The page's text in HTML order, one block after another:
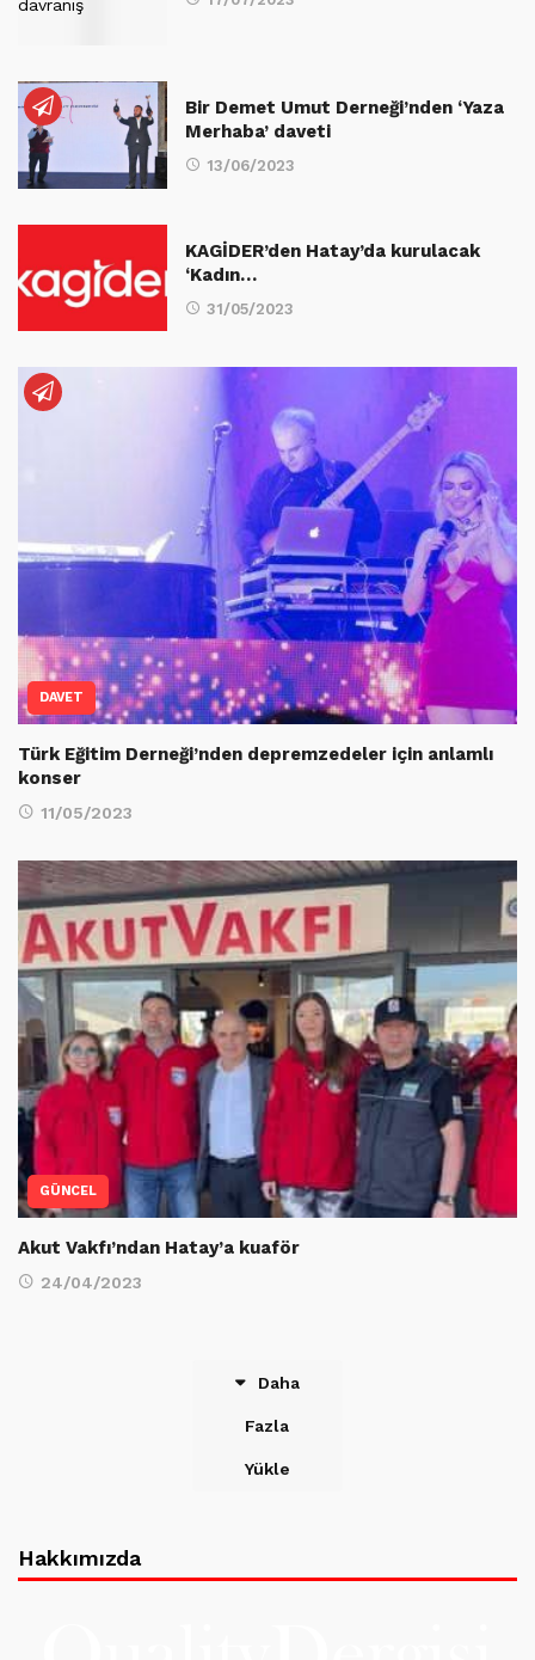
Bir Demet Umut Derneği’nden ‘Yaza
Merhaba’ daveti
13/06/2023
KAGİDER’den Hatay’da kurulacak
‘Kadın…
31/05/2023
DAVET
Türk Eğitim Derneği’nden depremzedeler için anlamlı
konser
11/05/2023
GÜNCEL
Akut Vakfı’ndan Hatay’a kuaför
24/04/2023
Daha
Fazla
Yükle
Hakkımızda